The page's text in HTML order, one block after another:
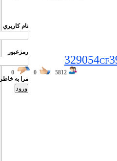
5812
0
0
آنلاین محیط زیست
, آلاینده های محیط زیست ,
نام کاربري
رمزعبور
مرا به خاطر